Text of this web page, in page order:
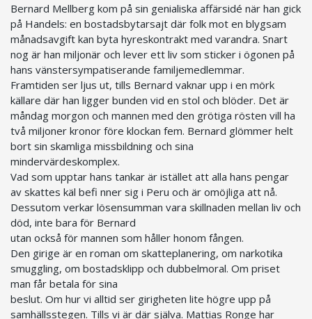
Bernard Mellberg kom på sin genialiska affärsidé när han gick
på Handels: en bostadsbytarsajt där folk mot en blygsam
månadsavgift kan byta hyreskontrakt med varandra. Snart
nog är han miljonär och lever ett liv som sticker i ögonen på
hans vänstersympatiserande familjemedlemmar.
Framtiden ser ljus ut, tills Bernard vaknar upp i en mörk
källare där han ligger bunden vid en stol och blöder. Det är
måndag morgon och mannen med den grötiga rösten vill ha
två miljoner kronor före klockan fem. Bernard glömmer helt
bort sin skamliga missbildning och sina
mindervärdeskomplex.
Vad som upptar hans tankar är istället att alla hans pengar
av skattes käl befi nner sig i Peru och är omöjliga att nå.
Dessutom verkar lösensumman vara skillnaden mellan liv och
död, inte bara för Bernard
utan också för mannen som håller honom fången.
Den girige är en roman om skatteplanering, om narkotika
smuggling, om bostadsklipp och dubbelmoral. Om priset
man får betala för sina
beslut. Om hur vi alltid ser girigheten lite högre upp på
samhällsstegen. Tills vi är där själva. Mattias Ronge har